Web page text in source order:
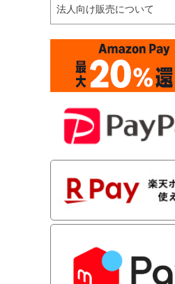
法人向け販売について